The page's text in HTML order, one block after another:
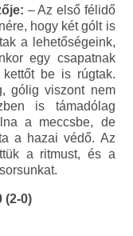
– Az első félidő
hogy két gólt is
a lehetőségeink,
egy csapatnak
be is rúgtak.
gólig viszont nem
is támadólag
a meccsbe, de
a hazai védő. Az
a ritmust, és a
(2-0)